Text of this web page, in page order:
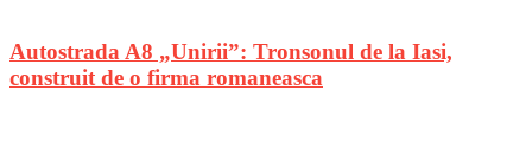
Autostrada A8 „Unirii”: Tronsonul de la Iasi,
construit de o firma romaneasca